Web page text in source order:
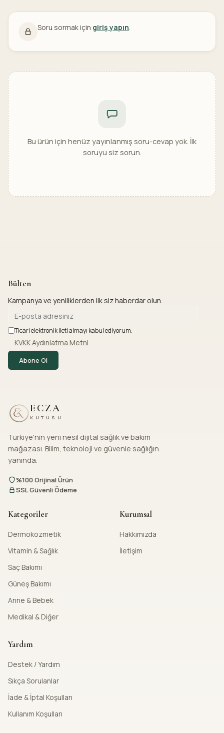
Soru sormak için giriş yapın.
Bu ürün için henüz yayınlanmış soru-cevap yok. İlk
soruyu siz sorun.
Bülten
Kampanya ve yeniliklerden ilk siz haberdar olun.
Ticari elektronik ileti almayı kabul ediyorum.
KVKK Aydınlatma Metni
Abone Ol
ECZA
KUTUSU
Türkiye'nin yeni nesil dijital sağlık ve bakım
mağazası. Bilim, teknoloji ve güvenle sağlığın
yanında.
%100 Orijinal Ürün
SSL Güvenli Ödeme
Kategoriler
Dermokozmetik
Vitamin & Sağlık
Saç Bakımı
Güneş Bakımı
Anne & Bebek
Medikal & Diğer
Kurumsal
Hakkımızda
İletişim
Yardım
Destek / Yardım
Sıkça Sorulanlar
İade & İptal Koşulları
Kullanım Koşulları